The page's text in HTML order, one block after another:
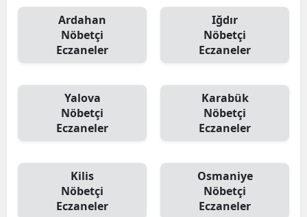
Ardahan
Nöbetçi
Eczaneler
Iğdır
Nöbetçi
Eczaneler
Yalova
Nöbetçi
Eczaneler
Karabük
Nöbetçi
Eczaneler
Kilis
Nöbetçi
Eczaneler
Osmaniye
Nöbetçi
Eczaneler